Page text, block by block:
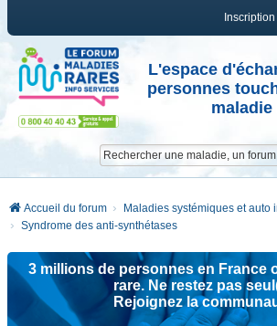
Inscription
L'espace
personnes
maladie
Accueil du forum
Maladies systémiques et auto
Syndrome des anti-synthétases
3 millions de personnes en France
rare. Ne restez pas
Rejoignez la